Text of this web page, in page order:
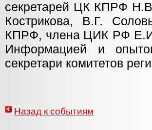
секретарей ЦК КПРФ
Кострикова, В.Г.
КПРФ, члена ЦИК РФ
Информацией и
секретари комитетов
Назад к событиям